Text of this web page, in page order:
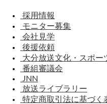
採用情報
モニター募集
会社見学
後援依頼
大分放送文化・スポー
番組審議会
JNN
放送ライブラリー
特定商取引法に基づく